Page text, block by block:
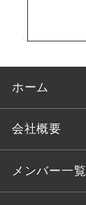
ホーム
会社概要
メンバー一覧